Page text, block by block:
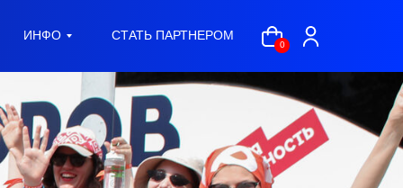
0
СТАТЬ ПАРТНЕРОМ
ИНФО